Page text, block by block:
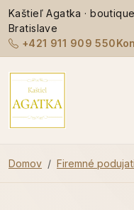
Kaštieľ Agatka ·
Bratislave
+421 911 909 550
Domov Firemné